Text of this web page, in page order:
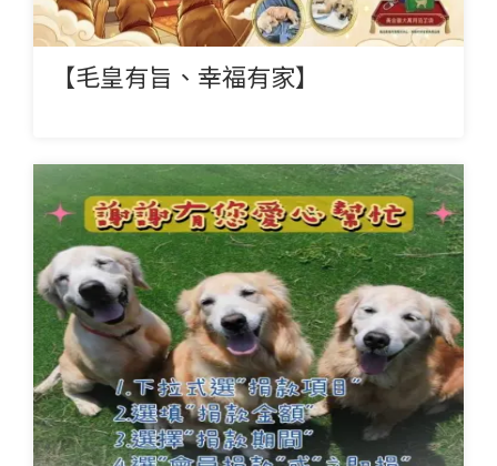
【毛皇有旨、幸福有家】